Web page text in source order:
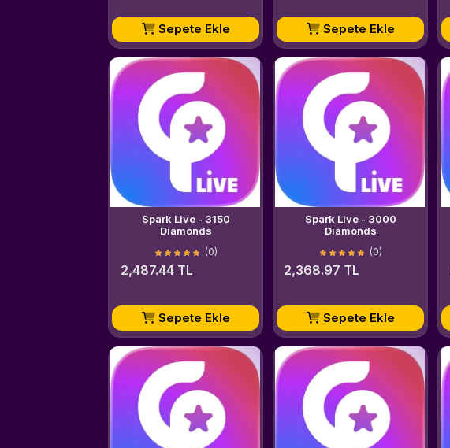
Sepete Ekle Sepete Ekle
Spark Live - 3150
Diamonds
(0)
2,487.44 TL
Sepete Ekle
Spark Live - 3000
Diamonds
(0)
2,368.97 TL
Sepete Ekle